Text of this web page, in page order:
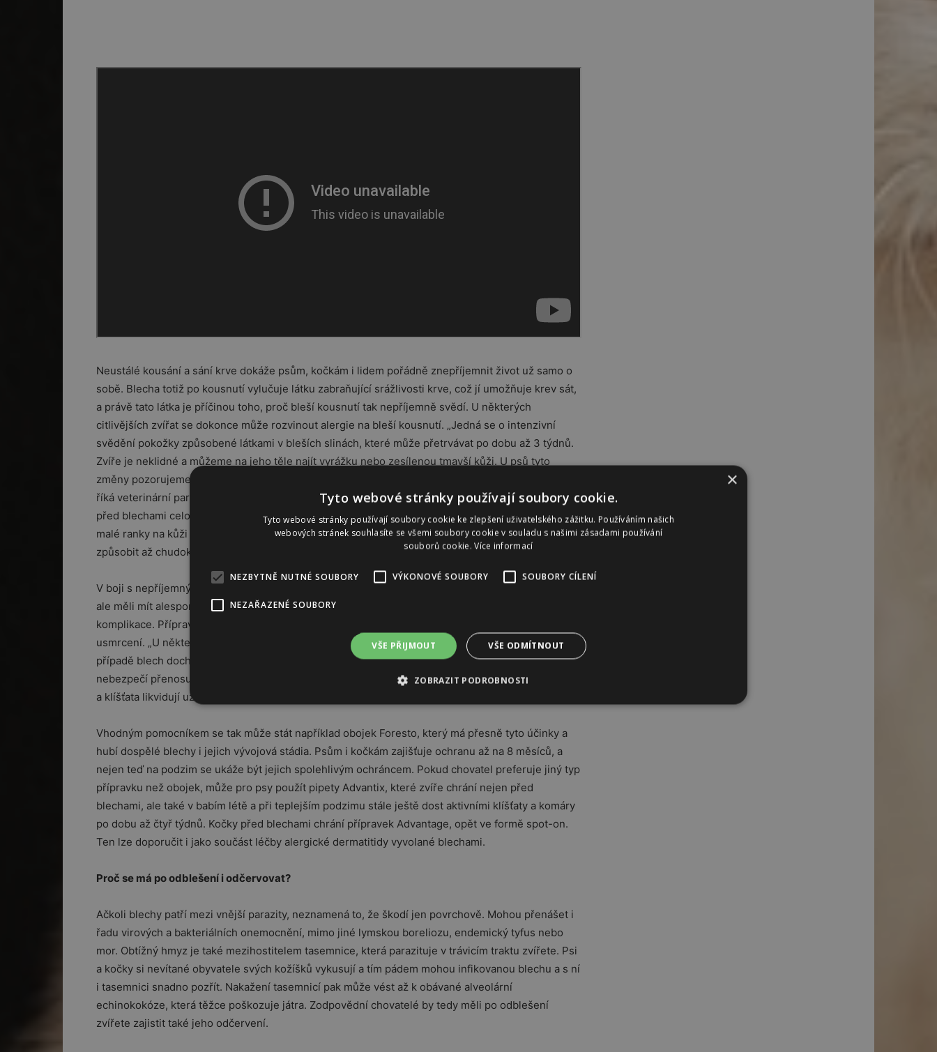
Neustálé kousání a sání krve dokáže psům, kočkám i lidem pořádně znepříjemnit život už samo o
sobě. Blecha totiž po kousnutí vylučuje látku zabraňující srážlivosti krve, což jí umožňuje krev sát,
a právě tato látka je příčinou toho, proč bleší kousnutí tak nepříjemně svědí. U některých
citlivějších zvířat se dokonce může rozvinout alergie na bleší kousnutí. „Jedná se o intenzivní
svědění pokožky způsobené látkami v bleších slinách, které může přetrvávat po dobu až 3 týdnů.
Zvíře je neklidné a můžeme na jeho těle najít vyrážku nebo zesílenou tmavší kůži. U psů tyto
změny pozorujeme nejčastěji v oblasti beder, u koček bývají v oblasti zad, břicha nebo stehen,“
říká veterinární parazitoložka Barbora Červená s tím, že citlivé mazlíčky je proto vhodné chránit
před blechami celoročně. Nepřetržitým škrábáním postižených míst může zvíře začít ztrácet srst a
malé ranky na kůži se stávají vstupní branou pro infekce. U štěňat a koťat může napadení blechami
způsobit až chudokrevnost.
V boji s nepříjemnými parazity může pomoci celá řada běžně dostupných přípravků. Chovatelé by
ale měli mít alespoň základní povědomí o tom, jak fungují, a vybírat si je i s ohledem na možné
komplikace. Přípravky proti blechám a klíšťatům se liší například v tom, jak dochází k jejich
usmrcení. „U některých přípravků je nutné, aby došlo k přisátí blechy nebo klíštěte, kvůli čemuž v
případě blech dochází k podráždění a možnosti vzniku alergie na bleší kousnutí a u klíšťat hrozí
nebezpečí přenosu onemocnění. Z tohoto pohledu jsou tedy nejvhodnější přípravky, které blechy
a klíšťata likvidují už při kontaktu se srstí nebo kůží,“ radí Červená.
Vhodným pomocníkem se tak může stát například obojek Foresto, který má přesně tyto účinky a
hubí dospělé blechy i jejich vývojová stádia. Psům i kočkám zajišťuje ochranu až na 8 měsíců, a
nejen teď na podzim se ukáže být jejich spolehlivým ochráncem. Pokud chovatel preferuje jiný typ
přípravku než obojek, může pro psy použít pipety Advantix, které zvíře chrání nejen před
blechami, ale také v babím létě a při teplejším podzimu stále ještě dost aktivními klíšťaty a komáry
po dobu až čtyř týdnů. Kočky před blechami chrání přípravek Advantage, opět ve formě spot-on.
Ten lze doporučit i jako součást léčby alergické dermatitidy vyvolané blechami.
Proč se má po odblešení i odčervovat?
Ačkoli blechy patří mezi vnější parazity, neznamená to, že škodí jen povrchově. Mohou přenášet i
řadu virových a bakteriálních onemocnění, mimo jiné lymskou boreliozu, endemický tyfus nebo
mor. Obtížný hmyz je také mezihostitelem tasemnice, která parazituje v trávicím traktu zvířete. Psi
a kočky si nevítané obyvatele svých kožíšků vykusují a tím pádem mohou infikovanou blechu a s ní
i tasemnici snadno pozřít. Nakažení tasemnicí pak může vést až k obávané alveolární
echinokokóze, která těžce poškozuje játra. Zodpovědní chovatelé by tedy měli po odblešení
zvířete zajistit také jeho odčervení.
×
Tyto webové stránky používají soubory cookie.
Tyto webové stránky používají soubory cookie ke zlepšení uživatelského zážitku. Používáním našich
webových stránek souhlasíte se všemi soubory cookie v souladu s našimi zásadami používání
souborů cookie.Více informací
NEZBYTNĚ NUTNÉ SOUBORY VÝKONOVÉ SOUBORY SOUBORY CÍLENÍ
NEZAŘAZENÉ SOUBORY
VŠE PŘIJMOUT VŠE ODMÍTNOUT
ZOBRAZIT PODROBNOSTI